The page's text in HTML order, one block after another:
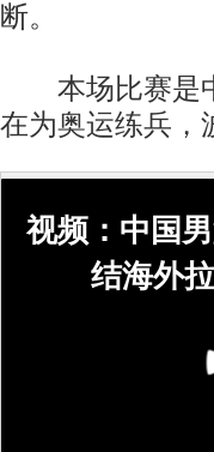
断。
本场比赛是中
在为奥运练兵，
视频：中国
结海外